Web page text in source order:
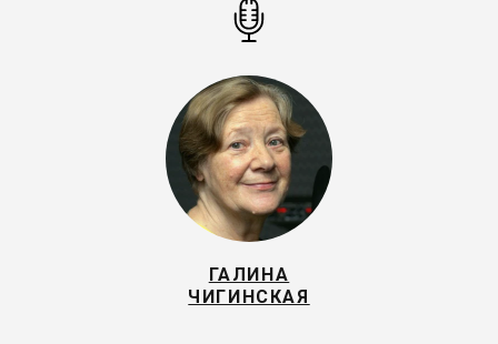
ГАЛИНА
ЧИГИНСКАЯ